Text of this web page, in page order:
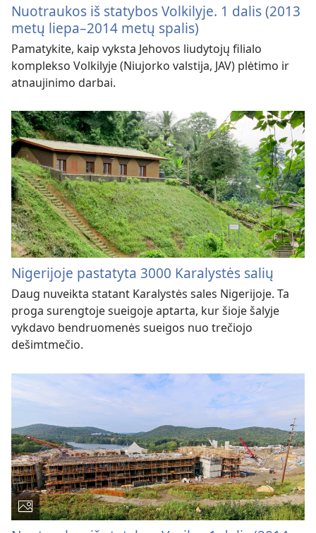
Nuotraukos iš statybos Volkilyje. 1 dalis (2013
metų liepa–2014 metų spalis)
Pamatykite, kaip vyksta Jehovos liudytojų filialo
komplekso Volkilyje (Niujorko valstija, JAV) plėtimo ir
atnaujinimo darbai.
Nigerijoje pastatyta 3000 Karalystės salių
Daug nuveikta statant Karalystės sales Nigerijoje. Ta
proga surengtoje sueigoje aptarta, kur šioje šalyje
vykdavo bendruomenės sueigos nuo trečiojo
dešimtmečio.